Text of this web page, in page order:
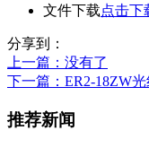
文件下载点击下
分享到：
上一篇 ：没有了
下一篇 ：ER2-18ZW
推荐新闻